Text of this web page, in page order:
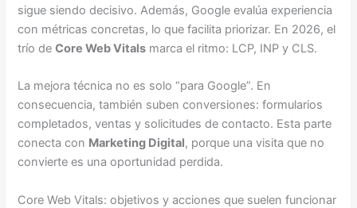
sigue siendo decisivo. Además, Google evalúa experiencia
con métricas concretas, lo que facilita priorizar. En 2026, el
trío deCore Web Vitals marca el ritmo: LCP, INP y CLS.
La mejora técnica no es solo “para Google”. En
consecuencia, también suben conversiones: formularios
completados, ventas y solicitudes de contacto. Esta parte
conecta con Marketing Digital, porque una visita que no
convierte es una oportunidad perdida.
Core Web Vitals: objetivos y acciones que suelen funcionar